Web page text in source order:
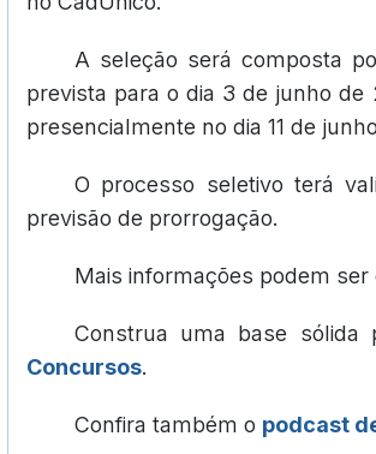
A seleção será composta
prevista para o dia 3 de junho de
presencialmente no dia 11 de
O processo seletivo terá
previsão de prorrogação.
Mais informações podem
Construa uma base sólida
Concursos.
Confira também o podcast